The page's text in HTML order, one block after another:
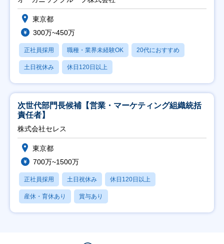
東京都
300万~450万
正社員採用 職種・業界未経験OK 20代におすすめ
土日祝休み 休日120日以上
次世代部門長候補【営業・マーケティング組織統括
責任者】
株式会社セレス
東京都
700万~1500万
正社員採用 土日祝休み 休日120日以上
産休・育休あり 賞与あり